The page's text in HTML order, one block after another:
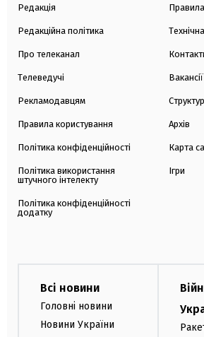
Редакція
Редакційна політика
Про телеканал
Телеведучі
Рекламодавцям
Правила користування
Політика конфіденційності
Політика використання
штучного інтелекту
Політика конфіденційності
додатку
Вакансії
Архів
Карта
Ігри
Всі новини
Головні новини
Новини України